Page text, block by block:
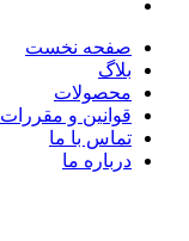
صفحه نخست
بلاگ
محصولات
قوانین و مقررات
تماس با ما
درباره ما